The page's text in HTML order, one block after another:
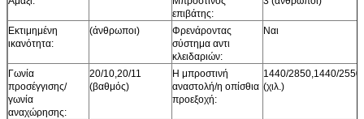
επιβάτης:
Εκτιμημένη
ικανότητα:
(άνθρωποι)
Φρενάροντας
σύστημα αντι
κλειδαριών:
Ναι
Γωνία
προσέγγισης/
γωνία
αναχώρησης:
20/10,20/11
(βαθμός)
Η μπροστινή
αναστολή/η οπίσθια
προεξοχή:
1440/2850,1440/2550
(χιλ.)